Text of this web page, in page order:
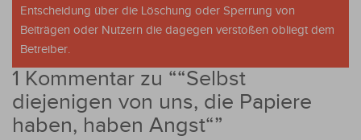
Entscheidung über die Löschung oder Sperrung von
Beiträgen oder Nutzern die dagegen verstoßen obliegt dem
Betreiber.
1 Kommentar zu ““Selbst
diejenigen von uns, die Papiere
haben, haben Angst“”